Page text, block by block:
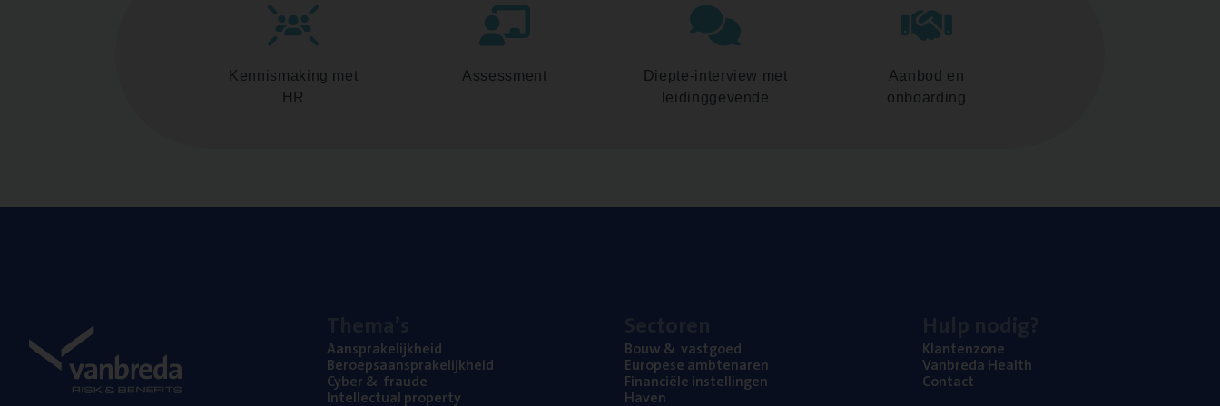
Kennismaking met
HR
Assessment
Diepte-interview met
leidinggevende
Aanbod en
onboarding
Aan­spra­ke­lijk­heid
Beroeps­aan­spra­ke­lijk­heid
Cyber& fraude
Intel­lec­tu­al property
Bouw& vastgoed
Euro­pe­se ambtenaren
Finan­ci­ë­le instellingen
Haven
Klan­ten­zo­ne
Van­b­re­da Health
Con­tact